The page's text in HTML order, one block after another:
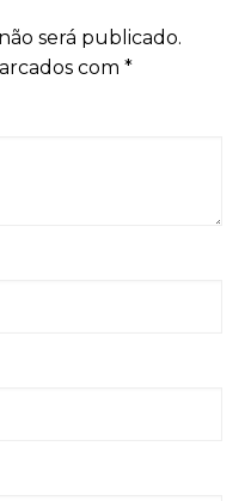
será publicado.
com *